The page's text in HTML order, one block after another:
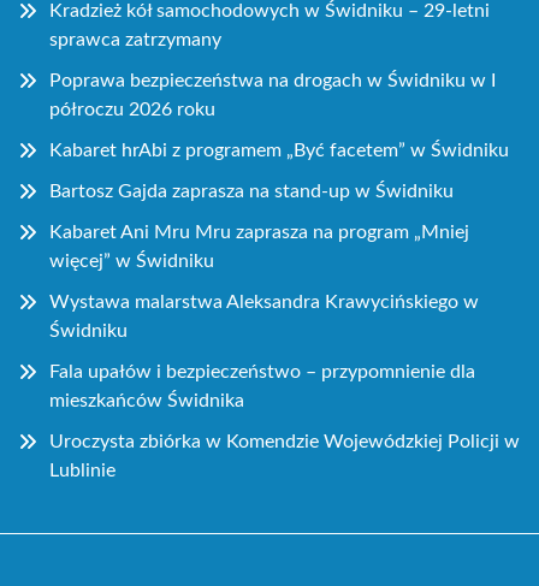
Kradzież kół samochodowych w Świdniku – 29-letni
sprawca zatrzymany
Poprawa bezpieczeństwa na drogach w Świdniku w I
półroczu 2026 roku
Kabaret hrAbi z programem „Być facetem” w Świdniku
Bartosz Gajda zaprasza na stand-up w Świdniku
Kabaret Ani Mru Mru zaprasza na program „Mniej
więcej” w Świdniku
Wystawa malarstwa Aleksandra Krawycińskiego w
Świdniku
Fala upałów i bezpieczeństwo – przypomnienie dla
mieszkańców Świdnika
Uroczysta zbiórka w Komendzie Wojewódzkiej Policji w
Lublinie